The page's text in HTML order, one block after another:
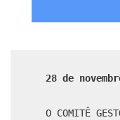
28 de
O COMITÊ